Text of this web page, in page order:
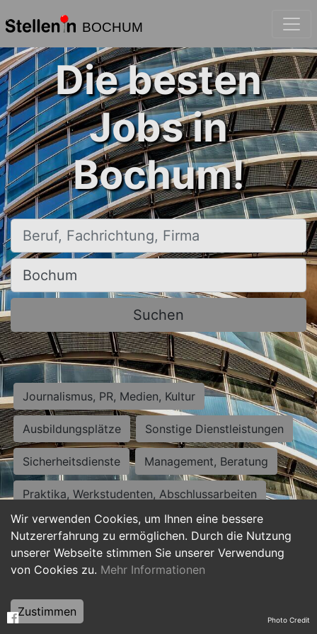
BOCHUM
Wir verwenden Cookies, um Ihnen eine bessere
Nutzererfahrung zu ermöglichen. Durch die Nutzung
unserer Webseite stimmen Sie unserer Verwendung
von Cookies zu. Mehr Informationen
Zustimmen
Die besten
Jobs in
Bochum!
Beruf, Fachrichtung, Firma
Ort, Stadt
Suchen
Journalismus, PR, Medien, Kultur
Ausbildungsplätze Sonstige Dienstleistungen
Sicherheitsdienste Management, Beratung
Praktika, Werkstudenten, Abschlussarbeiten
Personalwesen Assistenz, Sekretariat
Hilfskräfte, Aushilfs- und Nebenjobs
Weiterbildung, Studium, duale Ausbildung Photo Credit